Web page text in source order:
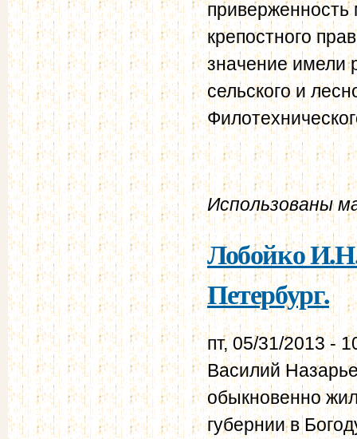
крепостного
значение имели
сельского и
Использованы
Лобойко
Петербург.
пт, 05/31/2013 -
Василий
обыкновенно
губернии в